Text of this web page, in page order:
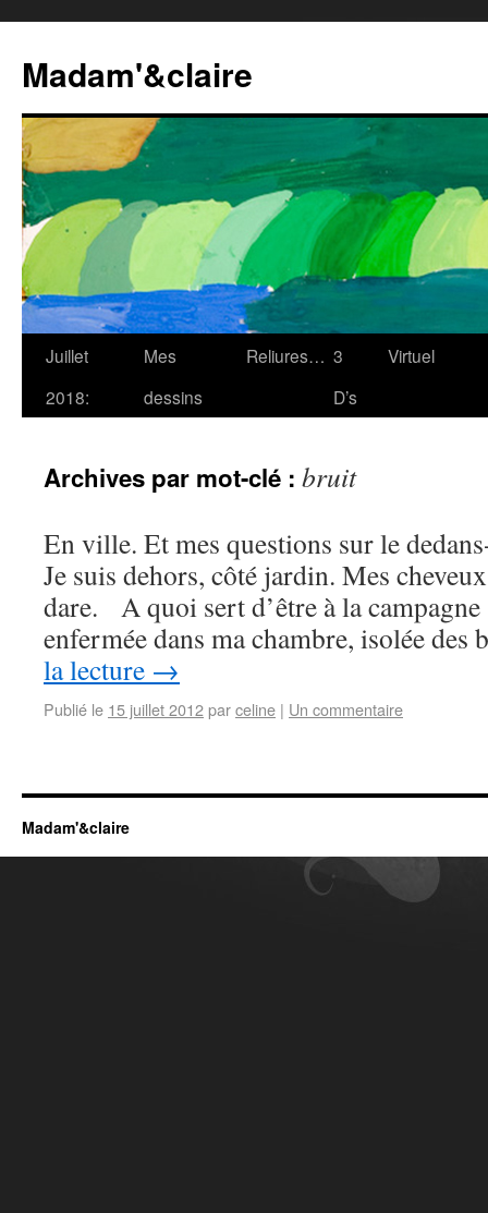
Madam'&claire
Juillet
2018:
Mes
dessins
Reliures… 3
D’s
Virtuel
Archives par mot-clé : bruit
En ville. Et mes questions sur le
Je suis dehors, côté jardin. Mes
dare. A quoi sert d’être à la
enfermée dans ma chambre, isolée
la lecture →
Publié le 15 juillet 2012parceline | Un commentaire
Madam'&claire